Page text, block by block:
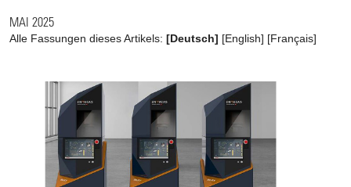
MAI 2025
Alle Fassungen dieses Artikels: [Deutsch] [English] [Français]